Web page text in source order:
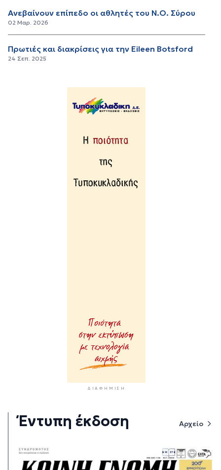
Ανεβαίνουν επίπεδο οι αθλητές του Ν.Ο. Σύρου
02 Μαρ. 2026
Πρωτιές και διακρίσεις για την Eileen Botsford
24 Σεπ. 2025
ΔΙΑΦΉΜΙΣΗ
Έντυπη έκδοση Αρχείο